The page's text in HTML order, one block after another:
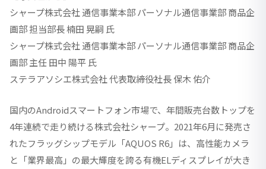
シャープ株式会社 通信事業本部 パーソナル通信事業部 商品企
画部 担当部長 楠田 晃嗣 氏
シャープ株式会社 通信事業本部 パーソナル通信事業部 商品企
画部 主任 田中 陽平 氏
ステラアソシエ株式会社 代表取締役社長 保木 佑介
国内のAndroidスマートフォン市場で、年間販売台数トップを
4年連続で走り続ける株式会社シャープ。2021年6月に発売さ
れたフラッグシップモデル「AQUOS R6」は、高性能カメラ
と「業界最高」の最大輝度を誇る​​有機ELディスプレイが大き